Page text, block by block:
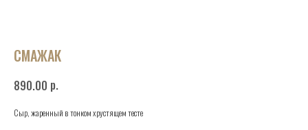
СМАЖАК
890.00 р.
Сыр, жаренный в тонком хрустящем тесте